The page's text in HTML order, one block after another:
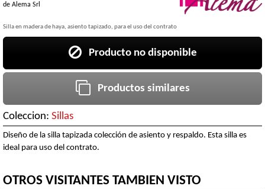
de Alema Srl
Silla en madera de haya, asiento tapizado, para el uso del contrato
Producto no disponible
Productos similares
Coleccion: Sillas
Diseño de la silla tapizada colección de asiento y respaldo. Esta silla es
ideal para uso del contrato.
OTROS VISITANTES TAMBIEN VISTO